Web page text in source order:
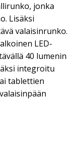
jonka
Lisäksi
valaisinrunko.
LED-
40 lumenin
integroitu
tablettien